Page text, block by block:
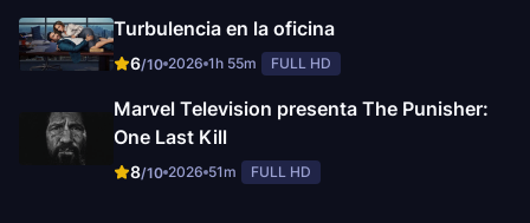
Turbulencia en la oficina
6/10 2026 1h 55m FULL HD
Marvel Television presenta The Punisher:
One Last Kill
8/10 2026 51m FULL HD